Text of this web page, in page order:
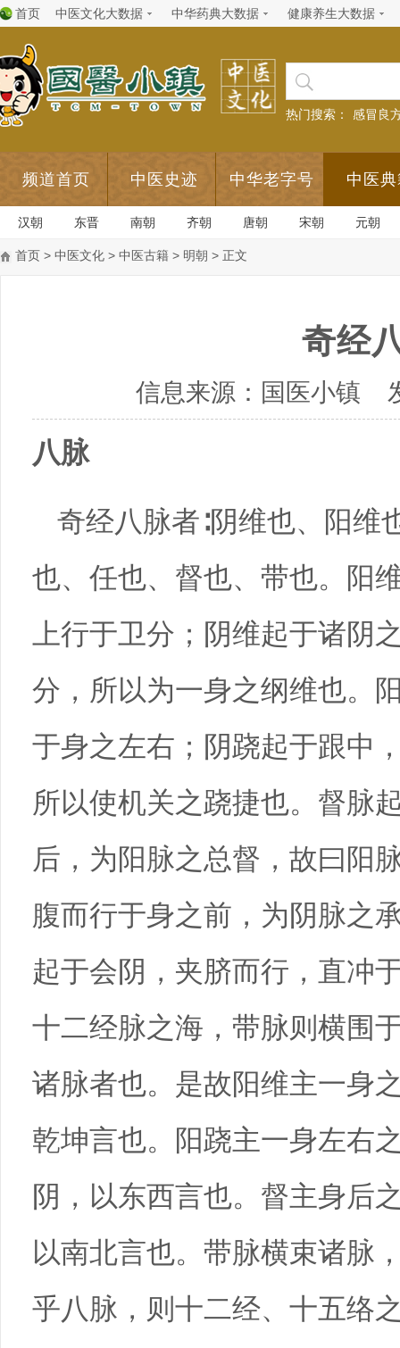
首页 中医文化大数据 中华药典大数据 健康养生大数据
热门搜索： 感冒良
频道首页 中医史迹 中华老字号 中医
汉朝 东晋 南朝 齐朝 唐朝 宋朝 元朝
首页 > 中医文化 > 中医古籍 > 明朝 > 正文
奇经
信息来源：国医小镇
八脉
奇经八脉者∶阴维也、阳维
也、任也、督也、带也。阳
上行于卫分；阴维起于诸阴
分，所以为一身之纲维也。
于身之左右；阴跷起于跟中
所以使机关之跷捷也。督脉
后，为阳脉之总督，故曰阳
腹而行于身之前，为阴脉之
起于会阴，夹脐而行，直冲
十二经脉之海，带脉则横围
诸脉者也。是故阳维主一身
乾坤言也。阳跷主一身左右
阴，以东西言也。督主身后
以南北言也。带脉横束诸脉
乎八脉，则十二经、十五络